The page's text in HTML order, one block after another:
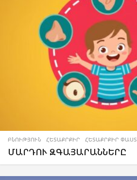
ԲՆՈՒԹՅՈՒՆ ,ՀԵՏԱՔՐՔԻՐ ,ՀԵՏԱՔՐՔԻՐ
ՄԱՐԴՈՒ ԶԳԱՅԱՐԱՆՆԵՐԸ